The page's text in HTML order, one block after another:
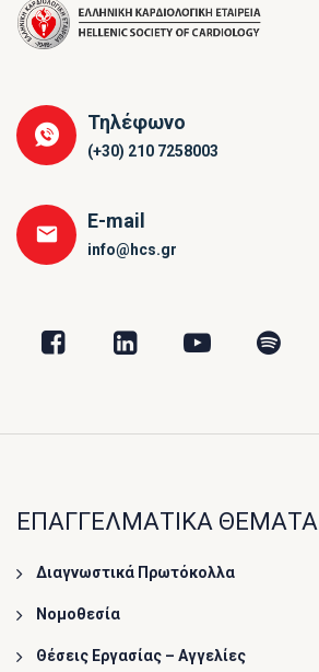
Τηλέφωνο
(+30) 210 7258003
E-mail
info@hcs.gr
ΕΠΑΓΓΕΛΜΑΤΙΚΑ ΘΕΜΑΤΑ
Διαγνωστικά Πρωτόκολλα
Νομοθεσία
Θέσεις Εργασίας – Αγγελίες